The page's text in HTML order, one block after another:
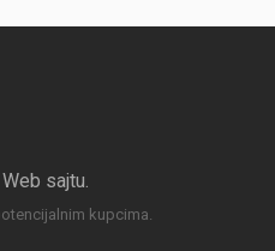
sajtu.
kupcima.